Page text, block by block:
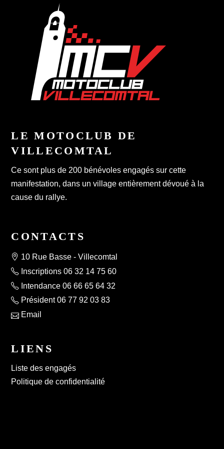
LE MOTOCLUB DE
VILLECOMTAL
Ce sont plus de 200 bénévoles engagés sur cette
manifestation, dans un village entièrement dévoué à la
cause du rallye.
CONTACTS
10 Rue Basse - Villecomtal
Inscriptions 06 32 14 75 60
Intendance 06 66 65 64 32
Président 06 77 92 03 83
Email
LIENS
Liste des engagés
Politique de confidentialité